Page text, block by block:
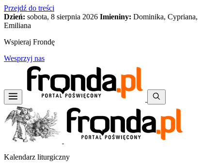
Przejdź do treści
Dzień: sobota, 8 sierpnia 2026 Imieniny: Dominika, Cypriana,
Emiliana
Wspieraj Frondę
Wesprzyj nas
Kalendarz liturgiczny